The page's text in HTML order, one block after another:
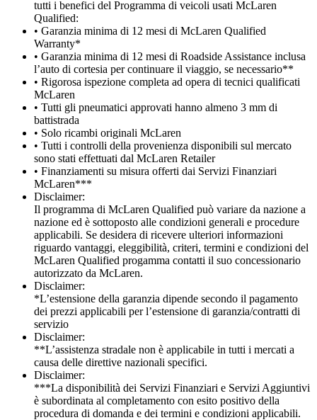
tutti i benefici del Programma di veicoli usati McLaren
Qualified:
• Garanzia minima di 12 mesi di McLaren Qualified
Warranty*
• Garanzia minima di 12 mesi di Roadside Assistance inclusa
l’auto di cortesia per continuare il viaggio, se necessario**
• Rigorosa ispezione completa ad opera di tecnici qualificati
McLaren
• Tutti gli pneumatici approvati hanno almeno 3 mm di
battistrada
• Solo ricambi originali McLaren
• Tutti i controlli della provenienza disponibili sul mercato
sono stati effettuati dal McLaren Retailer
• Finanziamenti su misura offerti dai Servizi Finanziari
McLaren***
Disclaimer:
Il programma di McLaren Qualified può variare da nazione a
nazione ed è sottoposto alle condizioni generali e procedure
applicabili. Se desidera di ricevere ulteriori informazioni
riguardo vantaggi, eleggibilità, criteri, termini e condizioni del
McLaren Qualified progamma contatti il suo concessionario
autorizzato da McLaren.
Disclaimer:
*L’estensione della garanzia dipende secondo il pagamento
dei prezzi applicabili per l’estensione di garanzia/contratti di
servizio
Disclaimer:
**L’assistenza stradale non è applicabile in tutti i mercati a
causa delle direttive nazionali specifici.
Disclaimer:
***La disponibilità dei Servizi Finanziari e Servizi Aggiuntivi
è subordinata al completamento con esito positivo della
procedura di domanda e dei termini e condizioni applicabili.